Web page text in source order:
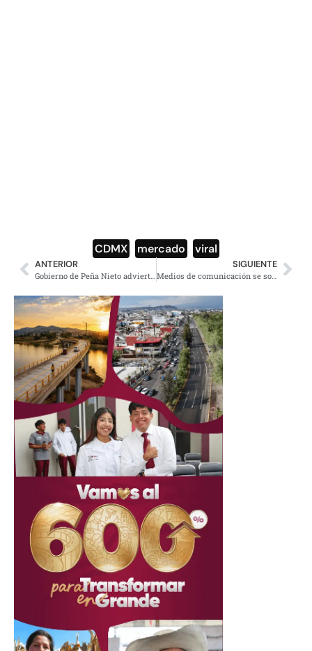
CDMX mercado viral
ANTERIOR SIGUIENTE
Medios de comunicación se solidarizan con #UnDíaSinPeriodismo por asesinatos a periodistas